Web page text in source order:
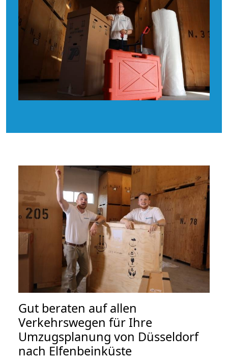
Gut beraten auf allen
Verkehrswegen für Ihre
Umzugsplanung von Düsseldorf
nach Elfenbeinküste